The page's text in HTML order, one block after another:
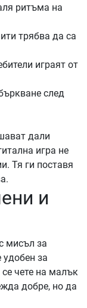
ритъма на
трябва да са
играят от
след
дали
игра не
Тя ги поставя
и
мисъл за
удобен за
чете на малък
добре, но да